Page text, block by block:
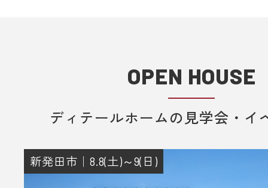
OPEN HOUSE
ディテールホームの見学会・イ
新発田市｜8.8(土)～9(日)